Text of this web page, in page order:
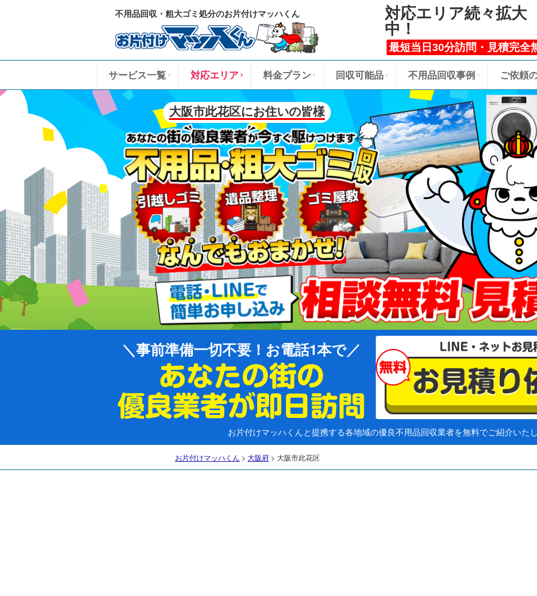
不用品回収・粗大ゴミ処分のお片付けマッハくん 対応エリア続々拡大
中！
最短当日30分訪問・見積完全
サービス一覧 対応エリア 料金プラン 回収可能品 不用品回収事例 ご依頼
大阪市此花区にお住いの皆様
事前準備一切不要！お電話1本で
お片付けマッハくんと提携する各地域の優良不用品回収業者を無料でご紹介いた
お片付けマッハくん > 大阪府 > 大阪市此花区